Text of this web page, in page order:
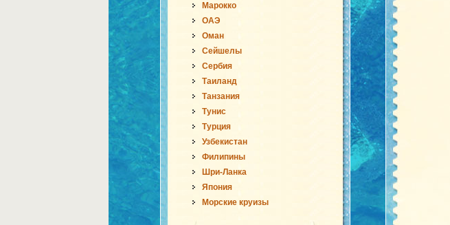
Марокко
ОАЭ
Оман
Сейшелы
Сербия
Таиланд
Танзания
Тунис
Турция
Узбекистан
Филипины
Шри-Ланка
Япония
Морские круизы